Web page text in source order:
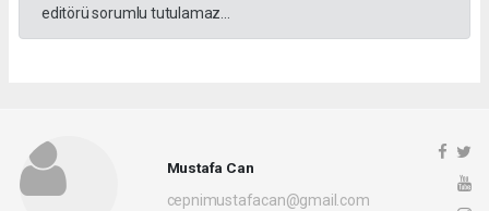
editörü sorumlu tutulamaz...
Mustafa Can
cepnimustafacan@gmail.com